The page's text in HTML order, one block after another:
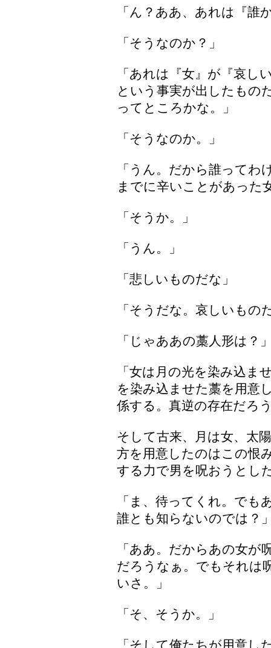
「ん？ああ、あれは『誰
「そうなのか？」
「あれは『女』が『哀し
という事実が出したもの
ってところかな。」
「そうなのか。」
「うん。だから誰ってわ
までに辛いことがあった
「そうか。」
「うん。」
「悲しいものだな」
「そうだな。哀しいもの
「じゃああの藁人形は？
「女は月の光を染み込ま
を染み込ませた藁を用意
係する。真逆の存在だろ
そして古来、月は女、太
方を用意したのはこの恨
する力で男を呪おうとし
「ま、待ってくれ。でも
誰とも知らないのでは？
「ああ。だからあの女が
だろうなぁ。でもそれは
いさ。」
「そ、そうか。」
「そして俺たちが用意し